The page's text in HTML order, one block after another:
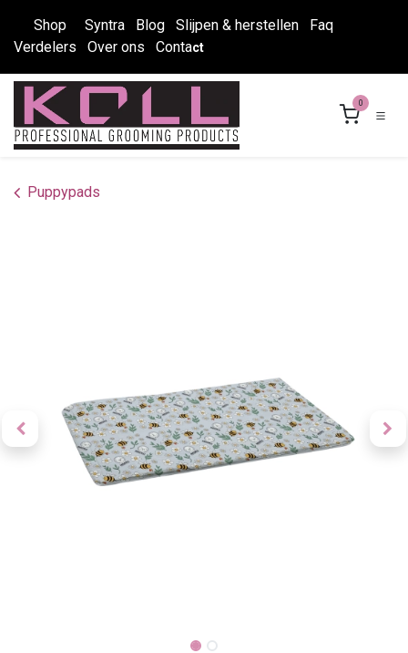
Shop Syntra Blog Slijpen & herstellen
Faq
Verdelers
Over ons Contact
0
Puppypads